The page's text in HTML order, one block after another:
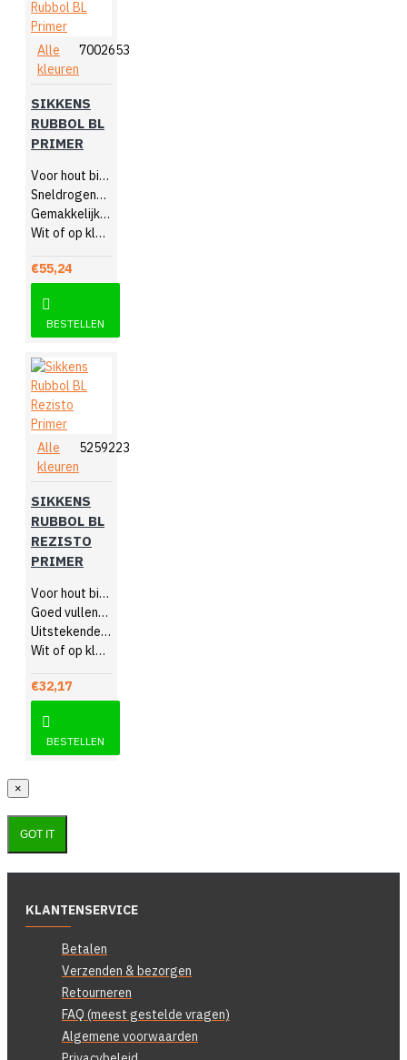
Alle
kleuren
7002653
SIKKENS
RUBBOL BL
PRIMER
Voor hout binnen
Sneldrogende grondverf
Gemakkelijk verwerkbaar
Wit of op kleur gemengd
€55,24
BESTELLEN
Alle
kleuren
5259223
SIKKENS
RUBBOL BL
REZISTO
PRIMER
Voor hout binnen
Goed vullende grondverf
Uitstekende hechting
Wit of op kleur gemengd
€32,17
BESTELLEN
×
GOT IT
KLANTENSERVICE
Betalen
Verzenden & bezorgen
Retourneren
FAQ (meest gestelde vragen)
Algemene voorwaarden